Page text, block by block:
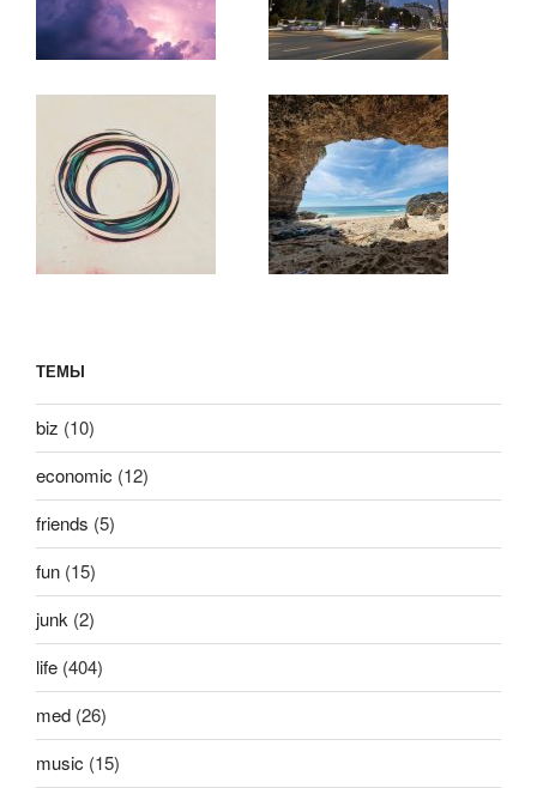
ТЕМЫ
biz (10)
economic (12)
friends (5)
fun (15)
junk (2)
life (404)
med (26)
music (15)